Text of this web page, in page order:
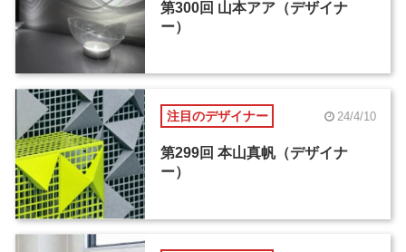
第300回 山本アア（デザイナ
ー）
注目のデザイナー 24/4/10
第299回 本山真帆（デザイナ
ー）